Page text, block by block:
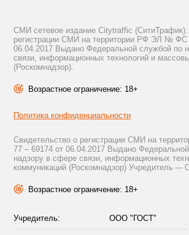
СМИ сетевое издание Citytraffic
регистрации СМИ на территории РФ ЭЛ № ФС
06.04.2017 Выдано Федеральной службой по
связи, информационных технологий и
(Роскомнадзор).
Возрастное ограничение: 18+
Политика конфиденциальности
Свидетельство о регистрации СМИ на
77 – 69174 от 06.04.2017 Выдано
надзору в сфере связи, информационных
коммуникаций (Роскомнадзор) Учредитель
Возрастное ограничение: 18+
Учредитель: ООО "ГОСТ"